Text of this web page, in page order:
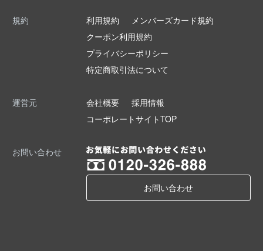
規約 利用規約
メンバーズカード規約
クーポン利用規約
プライバシーポリシー
特定商取引法について
運営元 会社概要
採用情報
コーポレートサイトTOP
お問い合わせ
お問い合わせ